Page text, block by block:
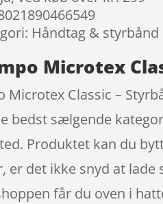
Håndtag & styrbånd
Microtex
Microtex Classic –
bedst sælgende
Produktet kan du
er det ikke snyd at
får du oven i